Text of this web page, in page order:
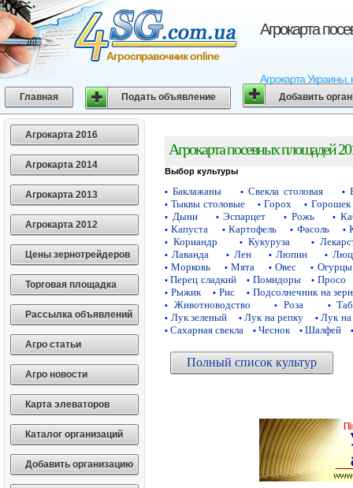
Агрокарта
Агрокарта
Агросправочник online
Главная Подать объявление Добавить
Агрокарта 2016
Агрокарта 2014
Агрокарта 2013
Агрокарта 2012
Цены зернотрейдеров
Торговая площадка
Рассылка объявлений
Агро статьи
Агро новости
Карта элеваторов
Каталог организаций
Добавить организацию
Агрокарта посевных площадей
Выбор культуры
• Баклажаны • Свекла столовая •
• Тыквы столовые • Горох • Горошек
• Дыни • Эспарцет • Рожь •
• Капуста • Картофель • Фасоль •
• Кориандр • Кукуруза •
• Лаванда • Лен • Люпин •
• Морковь • Мята • Овес • Огурцы
• Перец сладкий • Помидоры • Просо
• Рыжик • Рис • Подсолнечник на
• Животноводство • Роза •
• Лук зеленый • Лук на репку • Лук на
• Сахарная свекла • Чеснок • Шалфей •
Полный список культур